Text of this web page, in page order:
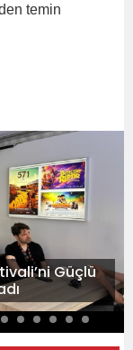
temin
Güçlü